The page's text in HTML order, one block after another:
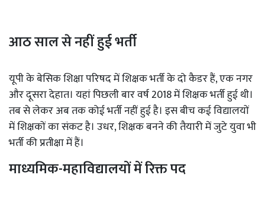
आठ साल से नहीं हुई भर्ती
यूपी के बेसिक शिक्षा परिषद में शिक्षक भर्ती के दो कैडर हैं, एक नगर
और दूसरा देहात। यहां पिछली बार वर्ष 2018 में शिक्षक भर्ती हुई थी।
तब से लेकर अब तक कोई भर्ती नहीं हुई है। इस बीच कई विद्यालयों
में शिक्षकों का संकट है। उधर, शिक्षक बनने की तैयारी में जुटे युवा भी
भर्ती की प्रतीक्षा में हैं।
माध्यमिक-महाविद्यालयों में रिक्त पद